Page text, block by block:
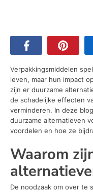
Verpakkingsmiddelen
leven, maar hun impact
zijn er duurzame
de schadelijke effecten
verminderen. In deze
duurzame alternatieven
voordelen en hoe ze
Waarom
De noodzaak om over te